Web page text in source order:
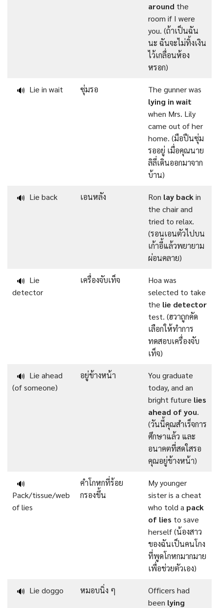
around the
room if I were
you. (ถ้าเป็นฉัน
นะ ฉันจะไม่ทิ้งเงิน
ไว้เกลื่อนห้อง
หรอก)
🔊 Lie in wait ซุ่มรอ
The gunner was
lying in wait
when Mrs. Lily
came out of her
home. (มือปืนซุ่ม
รออยู่ เมื่อคุณนาย
ลิลี่เดินออกมาจาก
บ้าน)
🔊 Lie back เอนหลัง Ron lay back in
the chair and
tried to relax.
(รอนเอนตัวไปบน
เก้าอี้แล้วพยายาม
ผ่อนคลาย)
🔊 Lie
detector
เครื่องจับเท็จ
Hoa was
selected to take
the lie detector
test. (ฮวาถูกคัด
เลือกให้ทำการ
ทดสอบเครื่องจับ
เท็จ)
🔊 Lie ahead
(of someone)
อยู่ข้างหน้า
You graduate
today, and an
bright future lies
ahead of you.
(วันนี้คุณสำเร็จการ
ศึกษาแล้ว และ
อนาคตที่สดใสรอ
คุณอยู่ข้างหน้า)
🔊
Pack/tissue/web
of lies
คำโกหกที่ร้อย
กรองขึ้น
My younger
sister is a cheat
who told a pack
of lies to save
herself (น้องสาว
ของฉันเป็นคนโกง
ที่พูดโกหกมากมาย
เพื่อช่วยตัวเอง)
🔊 Lie doggo หมอบนิ่ง ๆ
Officers had
been lying